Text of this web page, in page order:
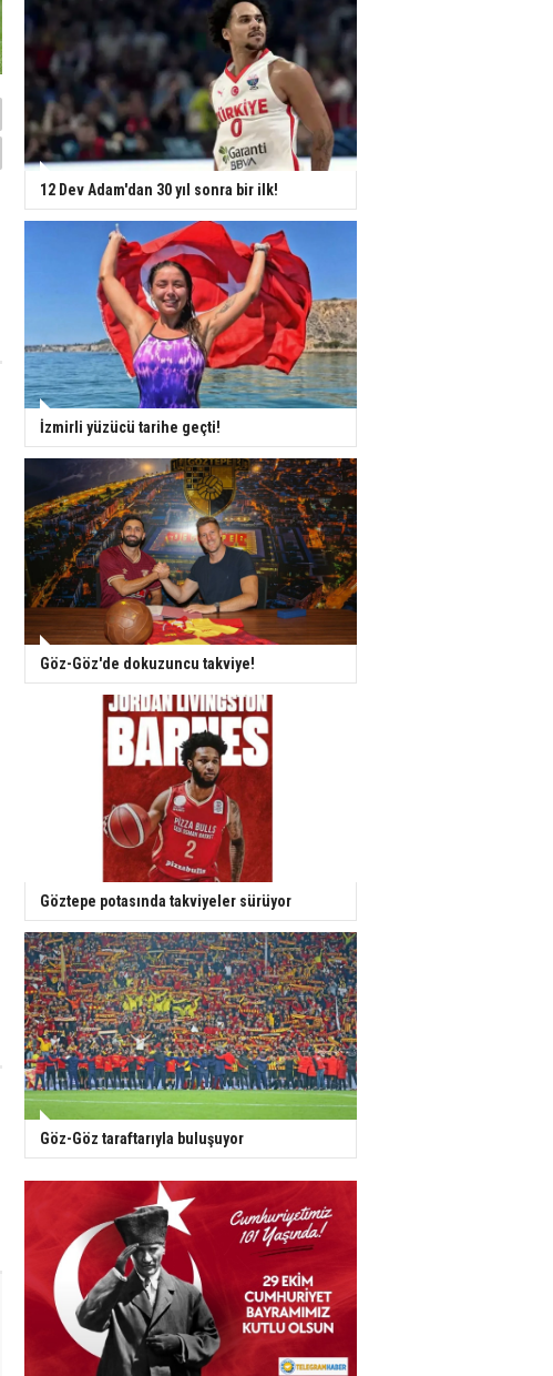
12 Dev Adam'dan 30 yıl sonra bir ilk!
İzmirli yüzücü tarihe geçti!
Göz-Göz'de dokuzuncu takviye!
Göztepe potasında takviyeler sürüyor
Göz-Göz taraftarıyla buluşuyor